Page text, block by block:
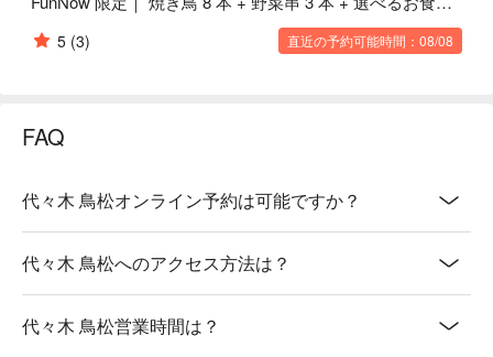
5 (3) 直近の予約可能時間：08/08
FAQ
代々木 鳥松オンライン予約は可能ですか？
代々木 鳥松へのアクセス方法は？
代々木 鳥松営業時間は？